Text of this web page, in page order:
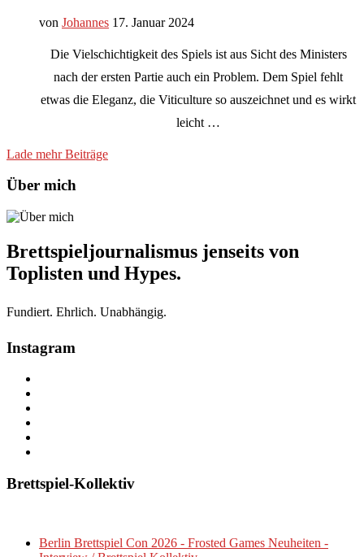
von Johannes 17. Januar 2024
Die Vielschichtigkeit des Spiels ist aus Sicht des Ministers
nach der ersten Partie auch ein Problem. Dem Spiel fehlt
etwas die Eleganz, die Viticulture so auszeichnet und es wirkt
leicht …
Lade mehr Beiträge
Über mich
Brettspieljournalismus jenseits von
Toplisten und Hypes.
Fundiert. Ehrlich. Unabhängig.
Instagram
Brettspiel-Kollektiv
Berlin Brettspiel Con 2026 - Frosted Games Neuheiten -